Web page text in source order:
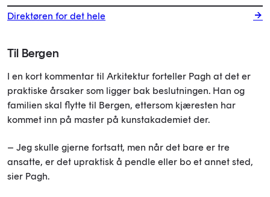
Direktøren for det hele
Til Bergen
I en kort kommentar til Arkitektur forteller Pagh at det er
praktiske årsaker som ligger bak beslutningen. Han og
familien skal flytte til Bergen, ettersom kjæresten har
kommet inn på master på kunstakademiet der.
– Jeg skulle gjerne fortsatt, men når det bare er tre
ansatte, er det upraktisk å pendle eller bo et annet sted,
sier Pagh.